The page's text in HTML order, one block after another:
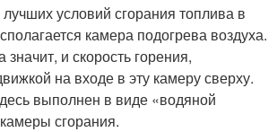
условий сгорания топлива в
камера подогрева воздуха.
и скорость горения,
на входе в эту камеру сверху.
выполнен в виде «водяной
сгорания.